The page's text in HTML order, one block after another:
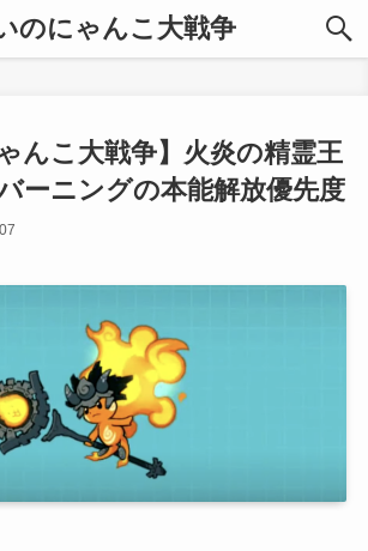
のにゃんこ大戦争
ゃんこ大戦争】火炎の精霊王
ーニングの本能解放優先度